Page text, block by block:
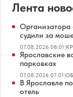
Лента
Организатора
судили за
07.08.2026 08:01|
Ярославские
парковках
07.08.2026 07:01|
В Ярославле
отель